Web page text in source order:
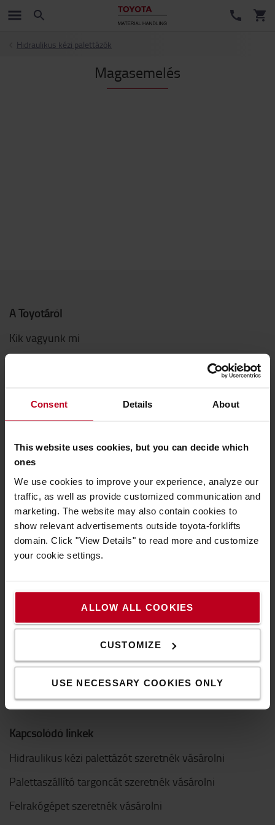
Consent Details About
This website uses cookies, but you can decide which
ones
We use cookies to improve your experience, analyze our
traffic, as well as provide customized communication and
marketing. The website may also contain cookies to
show relevant advertisements outside toyota-forklifts
domain. Click "View Details" to read more and customize
your cookie settings.
ALLOW ALL COOKIES
CUSTOMIZE
USE NECESSARY COOKIES ONLY
Hidraulikus kézi palettázók
Magasemelés
A Toyotáról
Kik vagyunk mi
Fenntarthatóság
Magatartási kódex
Innováció
Hogyan vásároljak
Szállítási & fizetési feltételek
GYIK
Hogyan vásárolhat online
Hasznos linkek
Hírek és események
Logiconomi
Kapcsolódó linkek
Hidraulikus kézi palettázót szeretnék vásárolni
Palettaszállító targoncát szeretnék vásárolni
Felrakógépet szeretnék vásárolni